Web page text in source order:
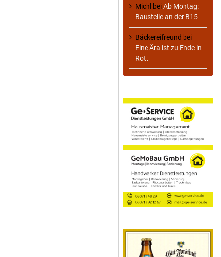
Michl beiAb Montag:
Baustelle an der B15
Bäckereifreund bei
Eine Ära ist zu Ende in
Rott